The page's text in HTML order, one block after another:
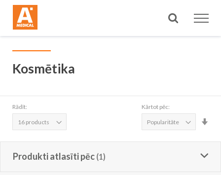
Meklēt
Kosmētika
Rādīt: Kārtot pēc:
Produkti atlasīti pēc